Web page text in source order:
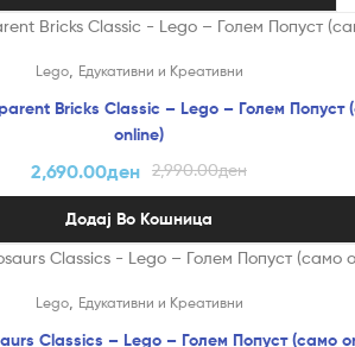
Lego, Едукативни и Креативни
Bricks Classic – Lego – Голем Попуст
online)
2,990.00ден
2,690.00ден
Додај Во Кошница
Lego, Едукативни и Креативни
Classics – Lego – Голем Попуст (само